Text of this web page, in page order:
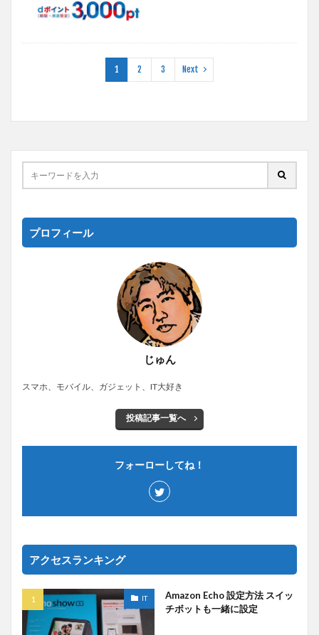
1 2 3 Next
プロフィール
じゅん
スマホ、モバイル、ガジェット、IT大好き
投稿記事一覧へ
フォーローしてね！
アクセスランキング
IT
Amazon Echo 設定方法 スイッ
チボットも一緒に設定